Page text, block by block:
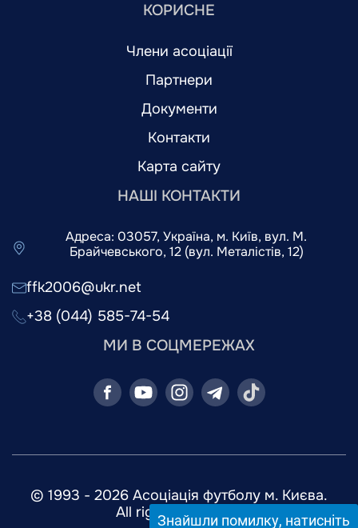
КОРИСНЕ
Члени асоціації
Партнери
Документи
Контакти
Карта сайту
НАШІ КОНТАКТИ
Адреса: 03057, Україна, м. Київ, вул. М.
Брайчевського, 12 (вул. Металістів, 12)
ffk2006@ukr.net
+38 (044) 585-74-54
МИ В СОЦМЕРЕЖАХ
© 1993 - 2026 Асоціація футболу м. Києва.
All rights reserved.
Знайшли помилку, натисніть